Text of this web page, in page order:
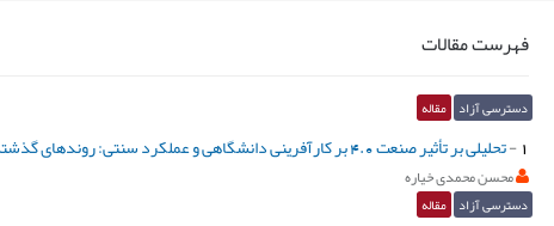
فهرست مقالات
دسترسی آزاد مقاله
1
-تحلیلی بر تأثیر صنعت 4.0 بر کارآفرینی دانشگاهی و عملکرد سنتی: روندهای گذشته، حال و آینده
محسن محمدی خیاره
دسترسی آزاد مقاله